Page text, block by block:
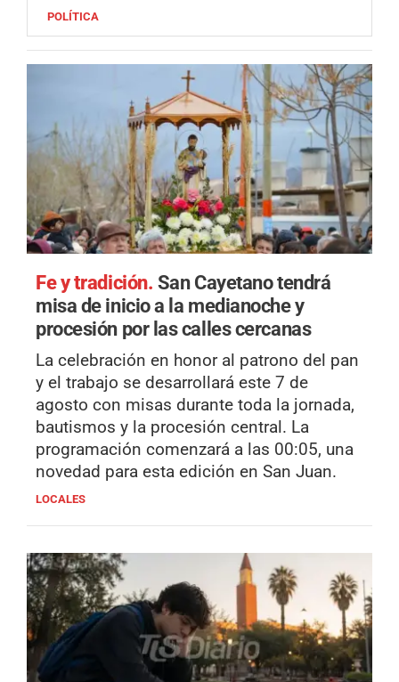
POLÍTICA
Fe y tradición. San Cayetano tendrá
misa de inicio a la medianoche y
procesión por las calles cercanas
La celebración en honor al patrono del pan
y el trabajo se desarrollará este 7 de
agosto con misas durante toda la jornada,
bautismos y la procesión central. La
programación comenzará a las 00:05, una
novedad para esta edición en San Juan.
LOCALES